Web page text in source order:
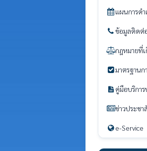
แผนการดำ
ข้อมูลติดต่
กฎหมายที่เ
มาตรฐานก
คู่มือบริกา
ข่าวประช
e-Service